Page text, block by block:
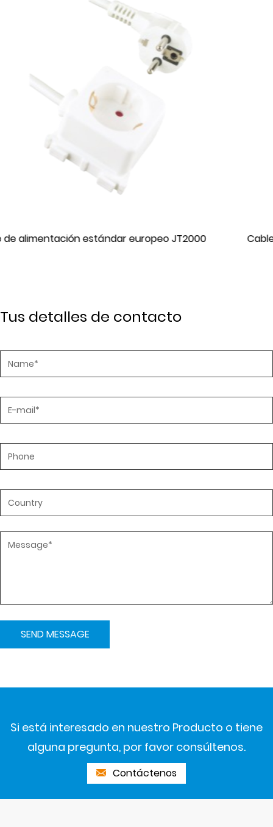
Cable de alimentación estándar ST2D IEC
Tus detalles de contacto
Si está interesado en nuestro Producto o tiene
alguna pregunta, por favor consúltenos.
Contáctenos